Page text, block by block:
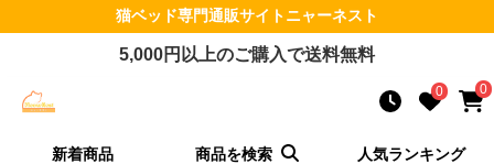
猫ベッド専門通販サイトニャーネスト
5,000円以上のご購入で送料無料
0 0
新着商品 商品を検索 人気ランキング